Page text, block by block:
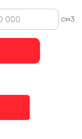
см3